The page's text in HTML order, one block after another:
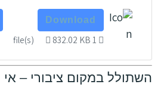
Download
832.02 KB
השתולל במקום ציבורי –